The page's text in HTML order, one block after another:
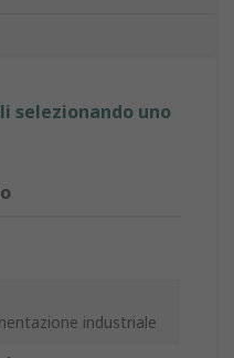
selezionando uno
industriale